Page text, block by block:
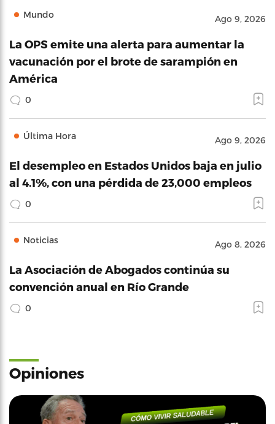
Mundo Ago 9, 2026
La OPS emite una alerta para aumentar la
vacunación por el brote de sarampión en
América
0
Última Hora Ago 9, 2026
El desempleo en Estados Unidos baja en julio
al 4.1%, con una pérdida de 23,000 empleos
0
Noticias Ago 8, 2026
La Asociación de Abogados continúa su
convención anual en Río Grande
0
Opiniones